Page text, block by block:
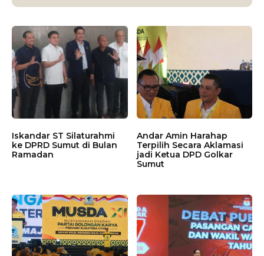
Iskandar ST Silaturahmi
ke DPRD Sumut di Bulan
Ramadan
Andar Amin Harahap
Terpilih Secara Aklamasi
jadi Ketua DPD Golkar
Sumut